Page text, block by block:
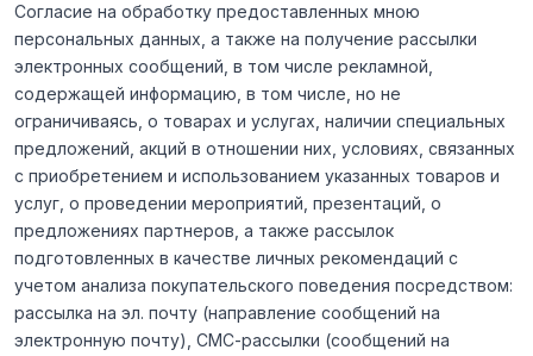
Согласие на обработку предоставленных мною
персональных данных, а также на получение рассылки
электронных сообщений, в том числе рекламной,
содержащей информацию, в том числе, но не
ограничиваясь, о товарах и услугах, наличии специальных
предложений, акций в отношении них, условиях, связанных
с приобретением и использованием указанных товаров и
услуг, о проведении мероприятий, презентаций, о
предложениях партнеров, а также рассылок
подготовленных в качестве личных рекомендаций с
учетом анализа покупательского поведения посредством:
рассылка на эл. почту (направление сообщений на
электронную почту), СМС-рассылки (сообщений на